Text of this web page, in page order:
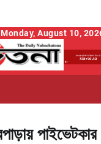
Monday, August 10,
পাইভেটকার